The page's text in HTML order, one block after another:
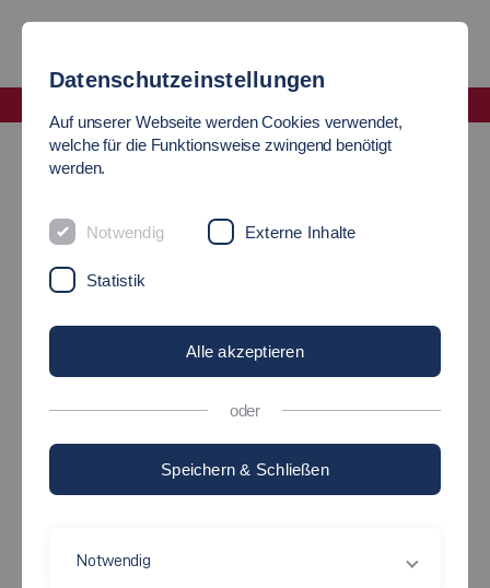
News
PFLEGEPOLITIK IM
LÄNDLE - BAUSTEIN FÜR
EINE STARKE PFLEGE
13.04.2023Soziale Arbeit, Bildung und Pflege
Datenschutzeinstellungen
Auf unserer Webseite werden Cookies verwendet,
welche für die Funktionsweise zwingend benötigt
werden.
Notwendig Externe Inhalte
Statistik
Alle akzeptieren
oder
Speichern & Schließen
Notwendig